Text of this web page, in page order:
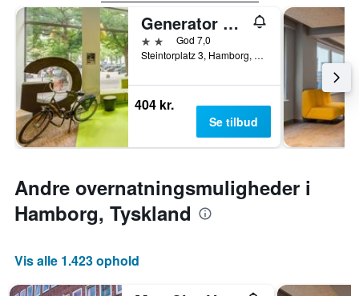
Generator Hamburg
2 stjernerGod 7,0
Steintorplatz 3, Hamborg, Hamburg, Tyskland
404 kr.
Se tilbud
Andre overnatningsmuligheder i
Hamborg, Tyskland
Vis alle 1.423 ophold